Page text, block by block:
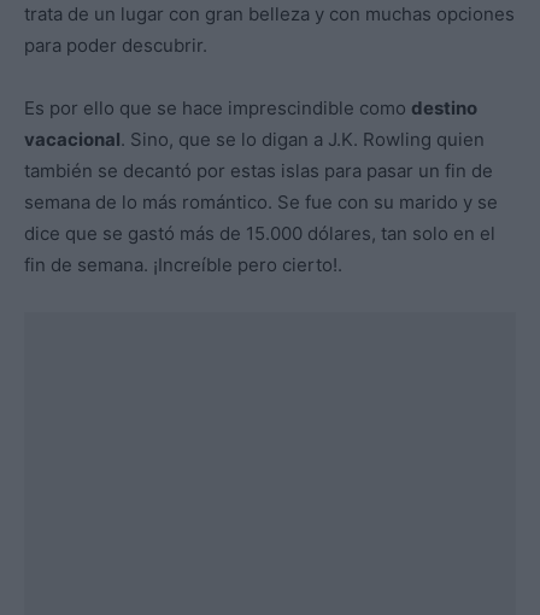
trata de un lugar con gran belleza y con muchas opciones
para poder descubrir.
Es por ello que se hace imprescindible como destino
vacacional. Sino, que se lo digan a J.K. Rowling quien
también se decantó por estas islas para pasar un fin de
semana de lo más romántico. Se fue con su marido y se
dice que se gastó más de 15.000 dólares, tan solo en el
fin de semana. ¡Increíble pero cierto!.